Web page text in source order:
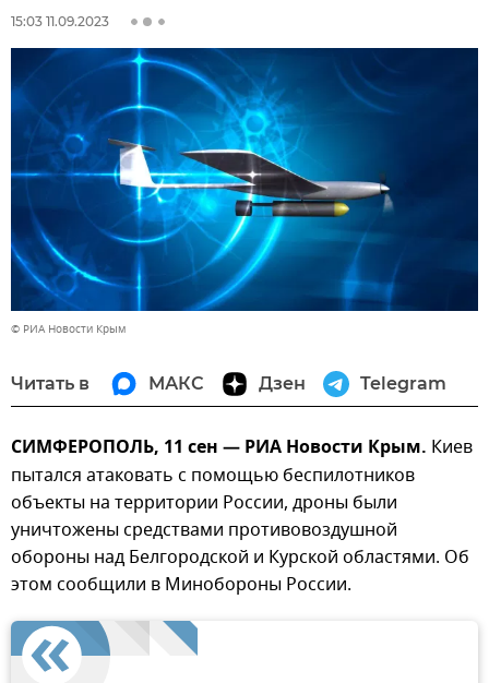
15:03 11.09.2023
© РИА Новости Крым
Читать в МАКС Дзен Telegram
СИМФЕРОПОЛЬ, 11 сен — РИА Новости Крым. Киев
пытался атаковать с помощью беспилотников
объекты на территории России, дроны были
уничтожены средствами противовоздушной
обороны над Белгородской и Курской областями. Об
этом сообщили в Минобороны России.